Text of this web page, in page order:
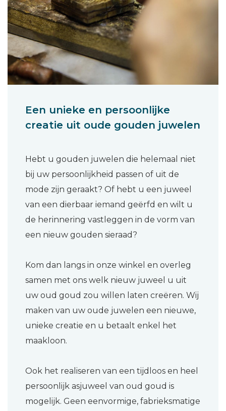
Een unieke en persoonlijke
creatie uit oude gouden juwelen
Hebt u gouden juwelen die helemaal niet
bij uw persoonlijkheid passen of uit de
mode zijn geraakt? Of hebt u een juweel
van een dierbaar iemand geërfd en wilt u
de herinnering vastleggen in de vorm van
een nieuw gouden sieraad?
Kom dan langs in onze winkel en overleg
samen met ons welk nieuw juweel u uit
uw oud goud zou willen laten creëren. Wij
maken van uw oude juwelen een nieuwe,
unieke creatie en u betaalt enkel het
maakloon.
Ook het realiseren van een tijdloos en heel
persoonlijk asjuweel van oud goud is
mogelijk. Geen eenvormige, fabrieksmatige